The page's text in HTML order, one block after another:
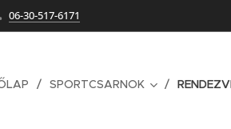
06-30-517-6171
SPORTCSARNOK